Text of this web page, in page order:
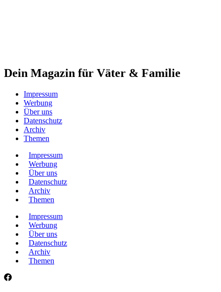
Dein Magazin für Väter & Familie
Impressum
Werbung
Über uns
Datenschutz
Archiv
Themen
Impressum
Werbung
Über uns
Datenschutz
Archiv
Themen
Impressum
Werbung
Über uns
Datenschutz
Archiv
Themen